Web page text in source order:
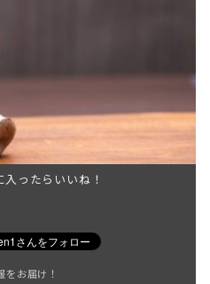
ったらいいね！
をお届け！